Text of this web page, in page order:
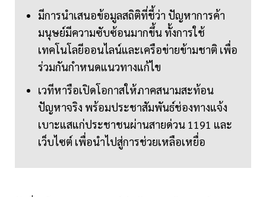
มีการนำเสนอข้อมูลสถิติที่ชี้ว่า ปัญหาการค้า
มนุษย์มีความซับซ้อนมากขึ้น ทั้งการใช้
เทคโนโลยีออนไลน์และเครือข่ายข้ามชาติ เพื่อ
ร่วมกันกำหนดแนวทางแก้ไข
เวทีหารือเปิดโอกาสให้ภาคสนามสะท้อน
ปัญหาจริง พร้อมประชาสัมพันธ์ช่องทางแจ้ง
เบาะแสแก่ประชาชนผ่านสายด่วน 1191 และ
เว็บไซต์ เพื่อนำไปสู่การช่วยเหลือเหยื่อ